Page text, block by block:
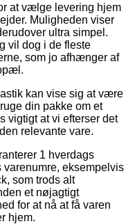
at vælge levering hjem
Muligheden viser
ultra simpel.
vil dog i de fleste
som jo afhænger af
kan vise sig at være
din pakke om et
vigtigt at vi efterser det
relevante vare.
1 hverdags
eksempelvis
som trods alt
et nøjagtigt
for at nå at få varen
hjem.